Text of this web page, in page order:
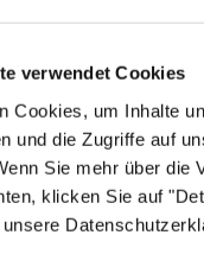
verwendet Cookies
Cookies, um Inhalte
und die Zugriffe auf
Sie mehr über die
klicken Sie auf
coniques de 2 à 125